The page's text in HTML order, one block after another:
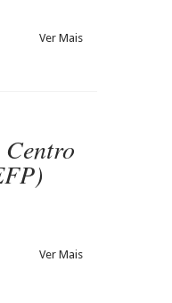
Ver Mais
Ver Mais